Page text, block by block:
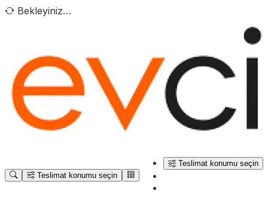
Bekleyiniz…
Teslimat konumu seçin
Teslimat konumu seçin